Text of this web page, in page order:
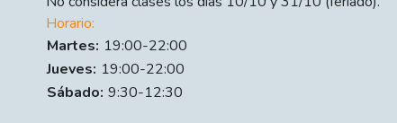
Horario:
Día
Time slot
Comment
Martes: 19:00-22:00
Jueves: 19:00-22:00
Sábado: 9:30-12:30